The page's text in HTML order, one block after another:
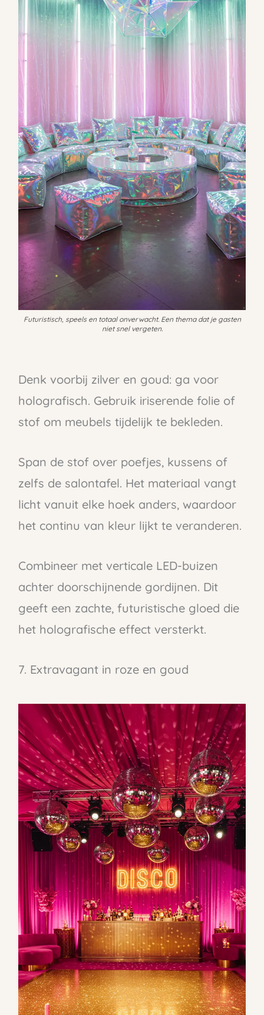
Futuristisch, speels en totaal onverwacht. Een thema dat je gasten
niet snel vergeten.
Denk voorbij zilver en goud: ga voor
holografisch. Gebruik iriserende folie of
stof om meubels tijdelijk te bekleden.
Span de stof over poefjes, kussens of
zelfs de salontafel. Het materiaal vangt
licht vanuit elke hoek anders, waardoor
het continu van kleur lijkt te veranderen.
Combineer met verticale LED-buizen
achter doorschijnende gordijnen. Dit
geeft een zachte, futuristische gloed die
het holografische effect versterkt.
7. Extravagant in roze en goud